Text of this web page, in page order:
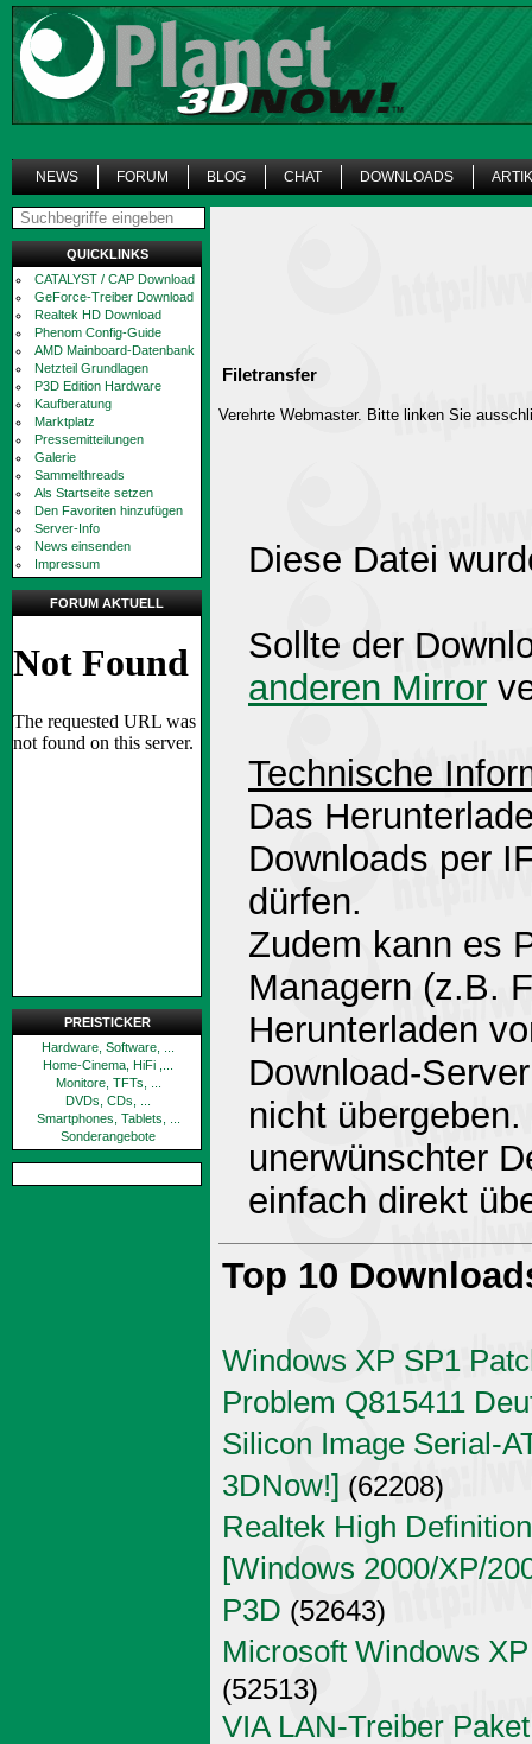
NEWS FORUM BLOG CHAT DOWNLOADS
QUICKLINKS
CATALYST / CAP Download
GeForce-Treiber Download
Realtek HD Download
Phenom Config-Guide
AMD Mainboard-Datenbank
Netzteil Grundlagen
P3D Edition Hardware
Kaufberatung
Marktplatz
Pressemitteilungen
Galerie
Sammelthreads
Als Startseite setzen
Den Favoriten hinzufügen
Server-Info
News einsenden
Impressum
FORUM AKTUELL
PREISTICKER
Hardware, Software, ...
Home-Cinema, HiFi ,...
Monitore, TFTs, ...
DVDs, CDs, ...
Smartphones, Tablets, ...
Sonderangebote
Filetransfer
Verehrte Webmaster. Bitte linken Sie
Diese Datei
Sollte der
anderen Mirror
Technische
Das
Downloads per
dürfen.
Zudem kann es
Managern (z.B.
Herunterladen
Download-
nicht
unerwünschter
einfach direkt
Top 10
Windows XP SP1
Problem Q815411
Silicon Image Serial-
3DNow!] (62208)
Realtek High
[Windows 2000/XP/
P3D (52643)
Microsoft Windows
(52513)
VIA LAN-Treiber